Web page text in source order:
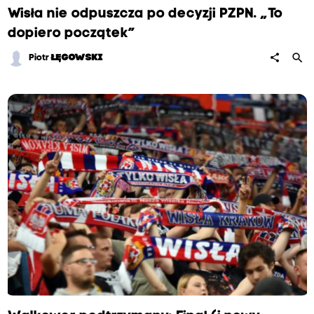
l
a
n
e
j
k
l
u
b
u
Ś
l
ą
Wisła nie odpuszcza po decyzji PZPN. „To
dopiero początek”
PiotrŁĘGOWSKI share search